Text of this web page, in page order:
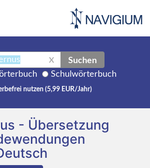
X Suchen
Schulwörterbuch
nutzen (5,99 EUR/Jahr)
- Übersetzung